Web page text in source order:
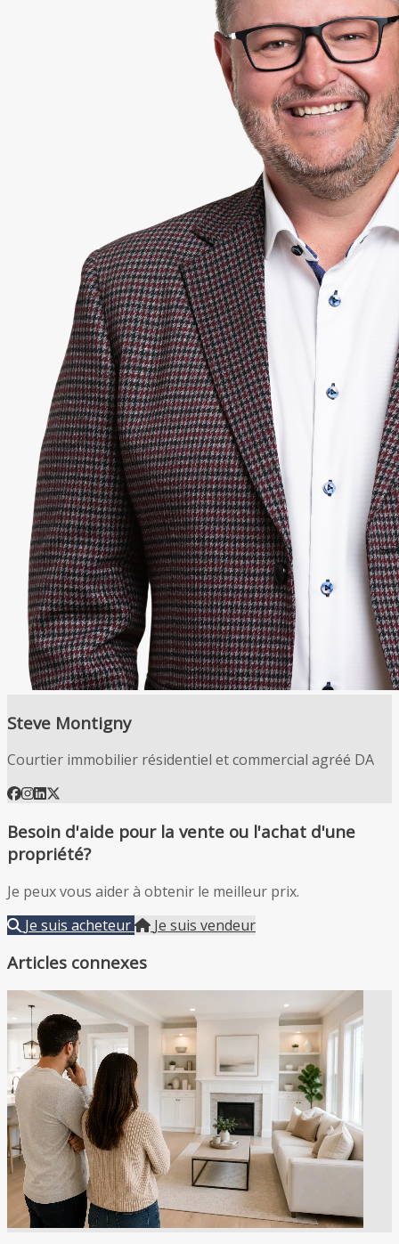
Steve Montigny
Courtier immobilier résidentiel et commercial agréé DA
Besoin d'aide pour la vente ou l'achat d'une
propriété?
Je peux vous aider à obtenir le meilleur prix.
Je suis acheteur
Je suis vendeur
Articles connexes